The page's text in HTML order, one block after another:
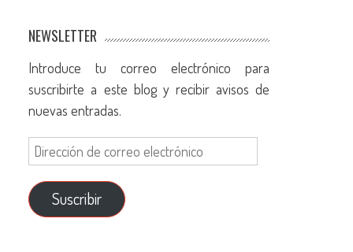
NEWSLETTER
Introduce tu correo electrónico para
suscribirte a este blog y recibir avisos de
nuevas entradas.
Suscribir